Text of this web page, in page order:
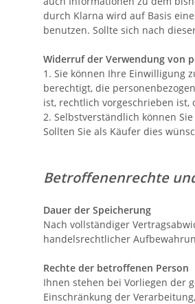
durch Klarna wird auf Basis
benutzen. Sollte sich nach
Widerruf der Verwendung von
1. Sie können Ihre Einwilligung
berechtigt, die
ist, rechtlich vorgeschrieben
2. Selbstverständlich können
Sollten Sie als Käufer dies
Betroffenenrechte
Dauer der Speicherung
Nach vollständiger
handelsrechtlicher
Rechte der betroffenen Person
Ihnen stehen bei Vorliegen der
Einschränkung der